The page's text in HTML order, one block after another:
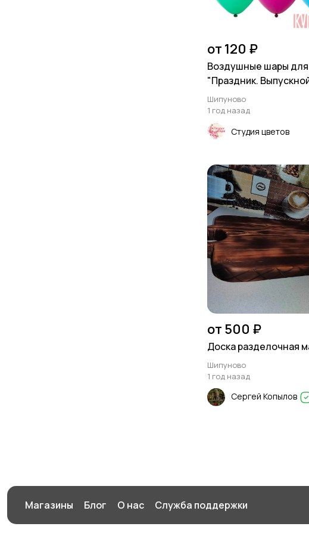
от 120 ₽
Воздушные шары
"Праздник.
Школа!"
Шипуново
1 год назад
Студия цветов
от 500 ₽
Доска разделочная
Шипуново
1 год назад
Сергей Копылов
Магазины Блог О нас Служба поддержки